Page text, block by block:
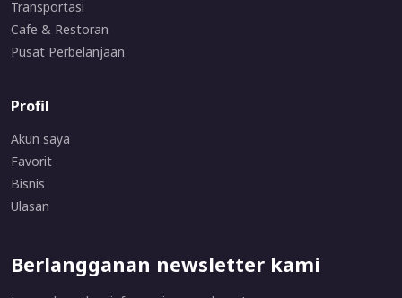
Transportasi
Cafe & Restoran
Pusat Perbelanjaan
Profil
Akun saya
Favorit
Bisnis
Ulasan
Berlangganan newsletter kami